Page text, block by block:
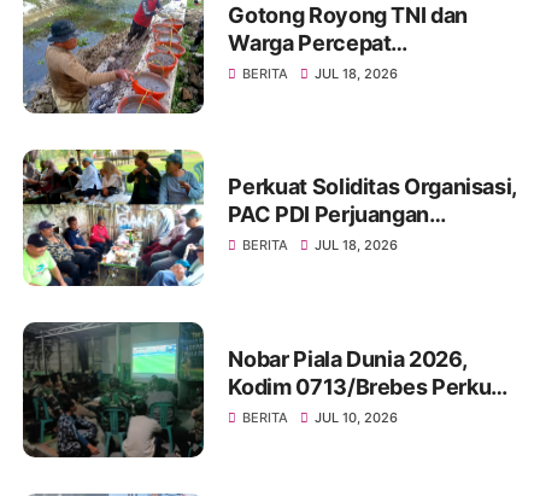
Gotong Royong TNI dan
Warga Percepat
Pembangunan Jembatan
BERITA JUL 18, 2026
Perkuat Soliditas Organisasi,
PAC PDI Perjuangan
Bumiayu Gelar Silaturahmi
BERITA JUL 18, 2026
Nobar Piala Dunia 2026,
Kodim 0713/Brebes Perkuat
Kemanunggalan TNI-Rakyat
BERITA JUL 10, 2026